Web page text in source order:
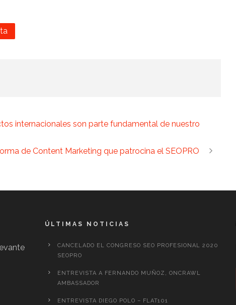
internacionales son parte fundamental de nuestro
de Content Marketing que patrocina el SEOPRO
ÚLTIMAS NOTICIAS
CANCELADO EL CONGRESO SEO PROFESIONAL 2020
SEOPRO
ENTREVISTA A FERNANDO MUÑOZ, ONCRAWL
AMBASSADOR
ENTREVISTA DIEGO POLO – FLAT101